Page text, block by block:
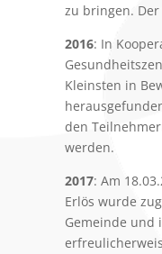
zu bringen.
2016: In
Kleinsten in
den
werden.
2017: Am
Erlös wurde
Gemeinde und